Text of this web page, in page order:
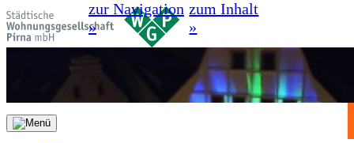
zur Navigation
»
zum Inhalt
»